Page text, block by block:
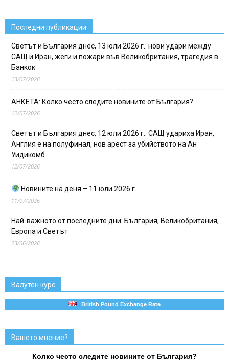
Последни публикации
Светът и България днес, 13 юли 2026 г.: нови удари между
САЩ и Иран, жеги и пожари във Великобритания, трагедия в
Банкок
13/07/2026
АНКЕТА: Колко често следите новините от България?
12/07/2026
Светът и България днес, 12 юли 2026 г.: САЩ удариха Иран,
Англия е на полуфинал, нов арест за убийството на Ан
Уидикомб
12/07/2026
Новините на деня – 11 юли 2026 г.
11/07/2026
Най-важното от последните дни: България, Великобритания,
Европа и Светът
23/06/2026
Валутен курс
British Pound Exchange Rate
Вашето мнение?
Колко често следите новините от България?